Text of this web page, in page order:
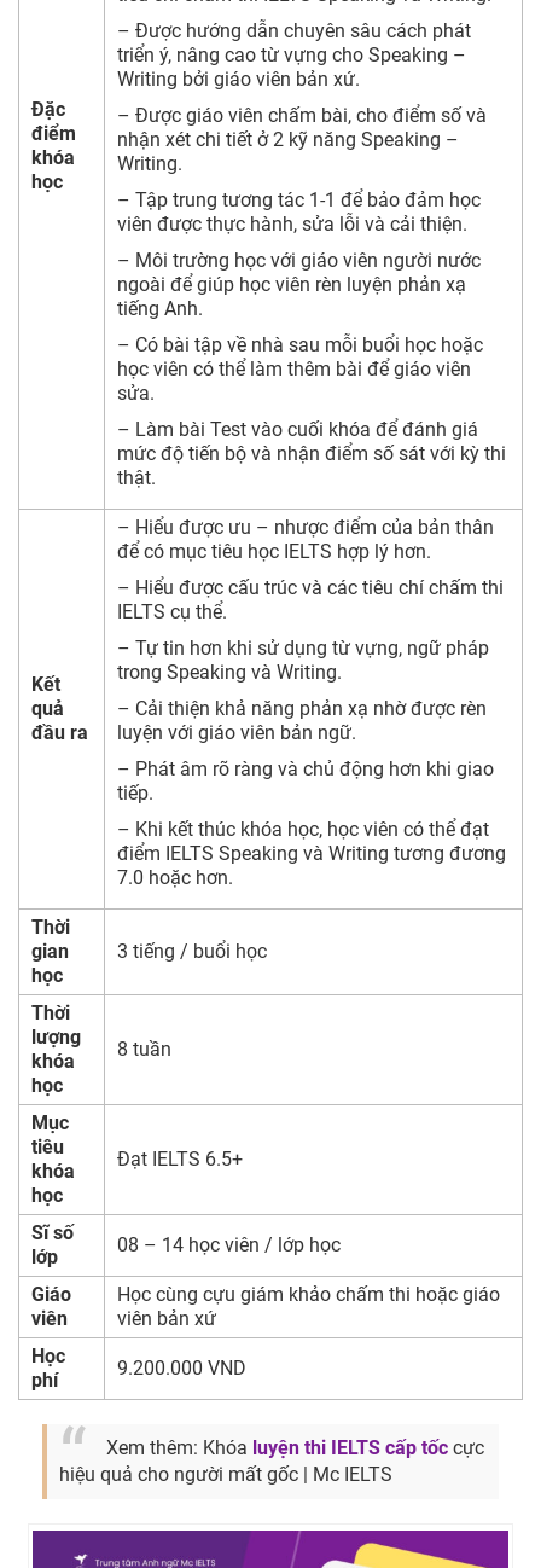
Đặc
điểm
khóa
học
– Được hướng dẫn chuyên sâu cách phát
triển ý, nâng cao từ vựng cho Speaking –
Writing bởi giáo viên bản xứ.
– Được giáo viên chấm bài, cho điểm số và
nhận xét chi tiết ở 2 kỹ năng Speaking –
Writing.
– Tập trung tương tác 1-1 để bảo đảm học
viên được thực hành, sửa lỗi và cải thiện.
– Môi trường học với giáo viên người nước
ngoài để giúp học viên rèn luyện phản xạ
tiếng Anh.
– Có bài tập về nhà sau mỗi buổi học hoặc
học viên có thể làm thêm bài để giáo viên
sửa.
– Làm bài Test vào cuối khóa để đánh giá
mức độ tiến bộ và nhận điểm số sát với kỳ thi
thật.
Kết
quả
đầu ra
– Hiểu được ưu – nhược điểm của bản thân
để có mục tiêu học IELTS hợp lý hơn.
– Hiểu được cấu trúc và các tiêu chí chấm thi
IELTS cụ thể.
– Tự tin hơn khi sử dụng từ vựng, ngữ pháp
trong Speaking và Writing.
– Cải thiện khả năng phản xạ nhờ được rèn
luyện với giáo viên bản ngữ.
– Phát âm rõ ràng và chủ động hơn khi giao
tiếp.
– Khi kết thúc khóa học, học viên có thể đạt
điểm IELTS Speaking và Writing tương đương
7.0 hoặc hơn.
Thời
gian
học
3 tiếng / buổi học
Thời
lượng
khóa
học
8 tuần
Mục
tiêu
khóa
học
Đạt IELTS 6.5+
Sĩ số
lớp
08 – 14 học viên / lớp học
Giáo
viên
Học cùng cựu giám khảo chấm thi hoặc giáo
viên bản xứ
Học
phí
9.200.000 VND
Xem thêm: Khóa luyện thi IELTS cấp tốc cực
hiệu quả cho người mất gốc | Mc IELTS